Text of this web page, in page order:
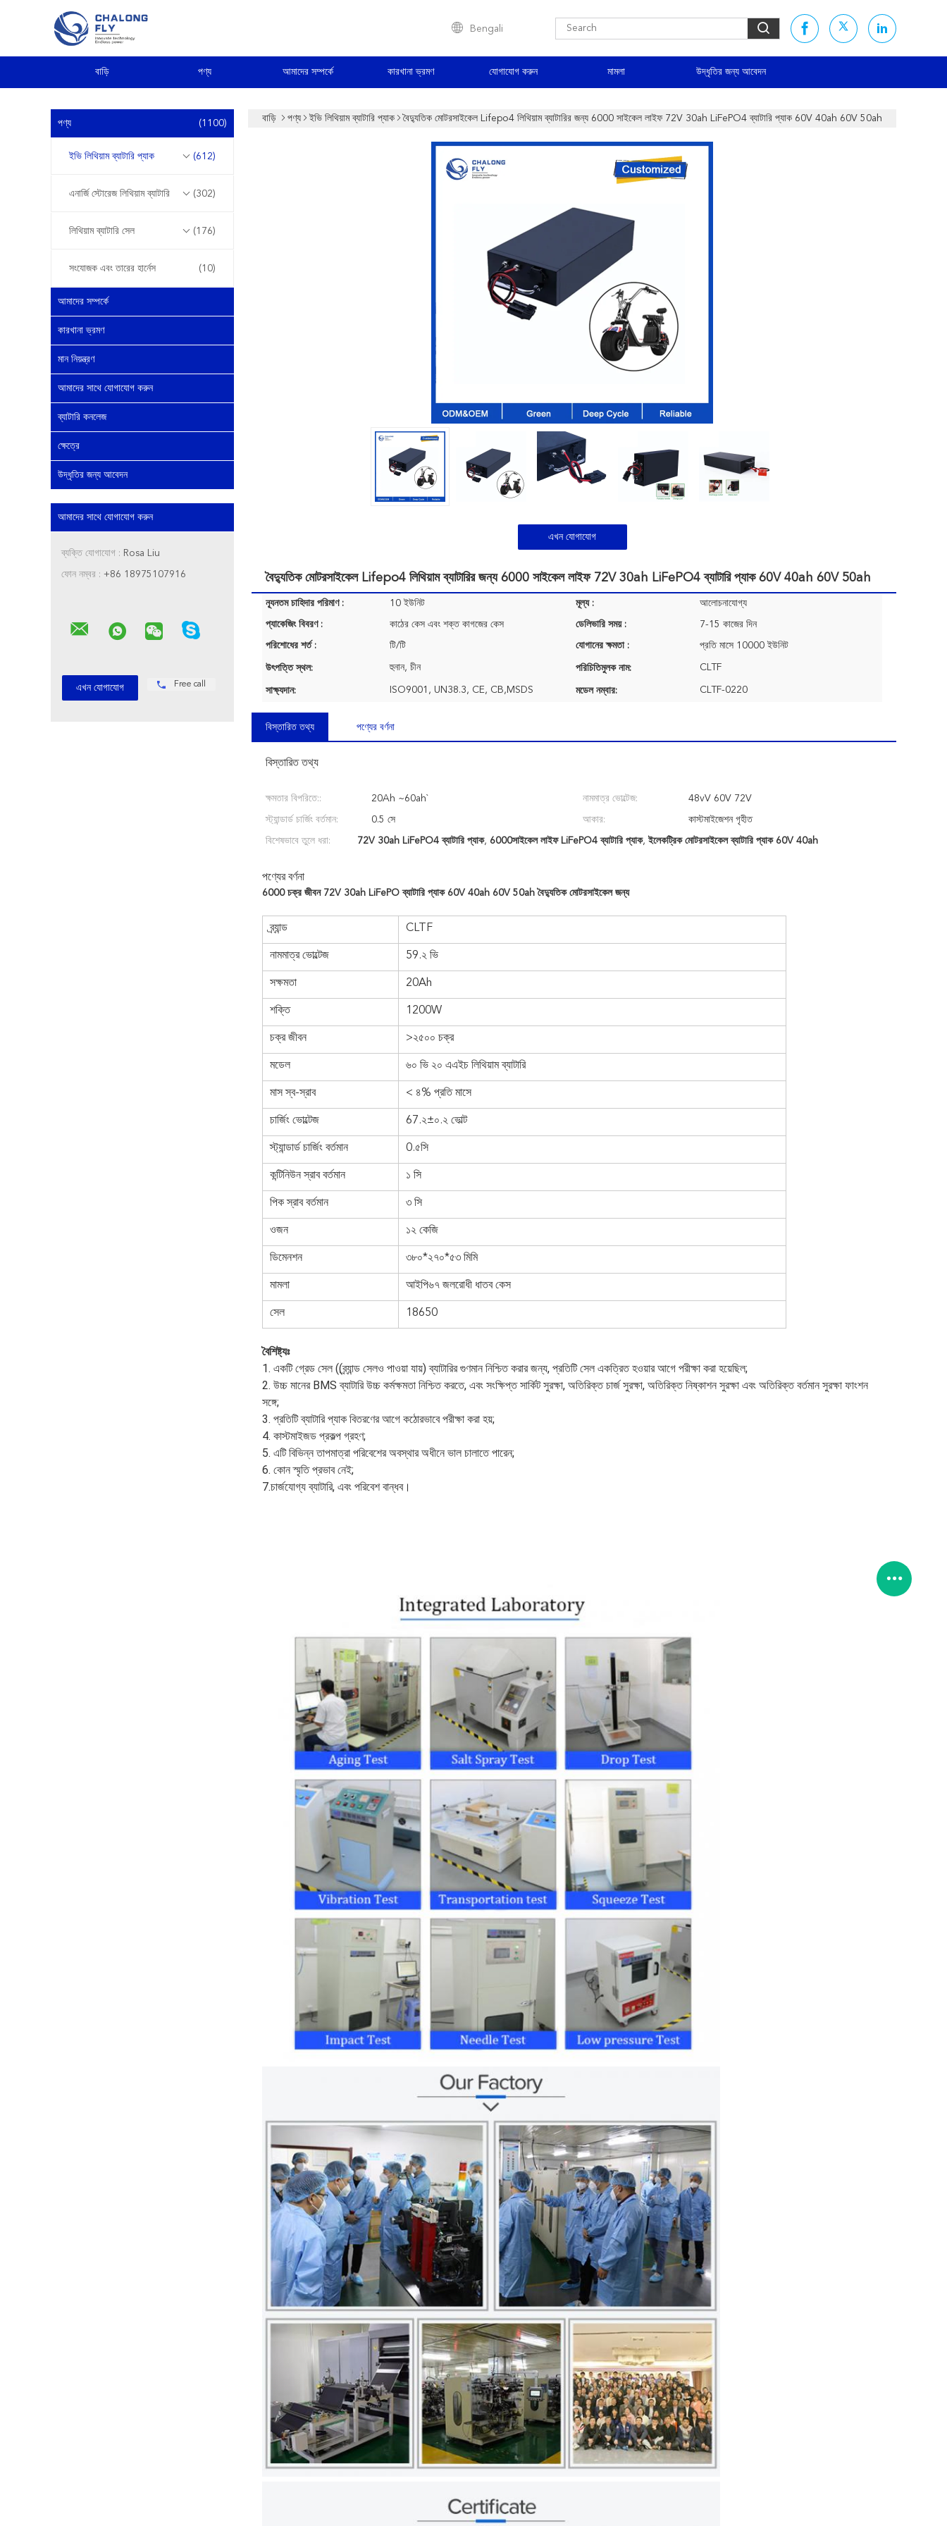
Bengali
বাড়ি পণ্য আমাদের সম্পর্কে কারখানা ভ্রমণ যোগাযোগ করুন মামলা উদ্ধৃতির জন্য আবেদন
পণ্য (1100)
ইভি লিথিয়াম ব্যাটারি প্যাক (612)
এনার্জি স্টোরেজ লিথিয়াম ব্যাটারি (302)
লিথিয়াম ব্যাটারি সেল (176)
সংযোজক এবং তারের হার্নেস (10)
আমাদের সম্পর্কে
কারখানা ভ্রমণ
মান নিয়ন্ত্রণ
আমাদের সাথে যোগাযোগ করুন
ব্যাটারি কনলেজ
ক্ষেত্রে
উদ্ধৃতির জন্য আবেদন
আমাদের সাথে যোগাযোগ করুন
ব্যক্তি যোগাযোগ : Rosa Liu
ফোন নম্বর : +86 18975107916
Free call
বাড়ি পণ্য ইভি লিথিয়াম ব্যাটারি প্যাক বৈদ্যুতিক মোটরসাইকেল Lifepo4 লিথিয়াম ব্যাটারির জন্য 6000 সাইকেল লাইফ 72V 30ah LiFePO4 ব্যাটারি প্যাক 60V 40ah 60V 50ah
এখন যোগাযোগ
বৈদ্যুতিক মোটরসাইকেল Lifepo4 লিথিয়াম ব্যাটারির জন্য 6000 সাইকেল লাইফ 72V 30ah LiFePO4 ব্যাটারি প্যাক 60V 40ah 60V 50ah
ন্যূনতম চাহিদার পরিমাণ : 10 ইউনিট মূল্য : আলোচনাযোগ্য
প্যাকেজিং বিবরণ : কাঠের কেস এবং শক্ত কাগজের কেস ডেলিভারি সময় : 7-15 কাজের দিন
পরিশোধের শর্ত : টি/টি যোগানের ক্ষমতা : প্রতি মাসে 10000 ইউনিট
উৎপত্তি স্থল: হুনান, চীন পরিচিতিমুলক নাম: CLTF
সাক্ষ্যদান: ISO9001, UN38.3, CE, CB,MSDS মডেল নম্বার: CLTF-0220
বিস্তারিত তথ্য পণ্যের বর্ণনা
বিস্তারিত তথ্য
ক্ষমতার বিপরিতে:: 20Ah ~60ah` নামমাত্র ভোল্টেজ: 48vV 60V 72V
স্ট্যান্ডার্ড চার্জিং বর্তমান: 0.5 সে আকার: কাস্টমাইজেশন গৃহীত
বিশেষভাবে তুলে ধরা: 72V 30ah LiFePO4 ব্যাটারি প্যাক, 6000সাইকেল লাইফ LiFePO4 ব্যাটারি প্যাক, ইলেকট্রিক মোটরসাইকেল ব্যাটারি প্যাক 60V 40ah
পণ্যের বর্ণনা
6000 চক্র জীবন 72V 30ah LiFePO ব্যাটারি প্যাক 60V 40ah 60V 50ah বৈদ্যুতিক মোটরসাইকেল জন্য
ব্র্যান্ড CLTF
নামমাত্র ভোল্টেজ 59.২ ভি
সক্ষমতা 20Ah
শক্তি 1200W
চক্র জীবন >২৫০০ চক্র
মডেল ৬০ ভি ২০ এএইচ লিথিয়াম ব্যাটারি
মাস স্ব-স্রাব < ৪% প্রতি মাসে
চার্জিং ভোল্টেজ 67.২±০.২ ভোল্ট
স্ট্যান্ডার্ড চার্জিং বর্তমান 0.৫সি
কন্টিনিউন স্রাব বর্তমান ১ সি
পিক স্রাব বর্তমান ৩ সি
ওজন ১২ কেজি
ডিমেনশন ৩৮০*২৭০*৫৩ মিমি
মামলা আইপি৬৭ জলরোধী ধাতব কেস
সেল 18650
বৈশিষ্ট্যঃ
1. একটি গ্রেড সেল ((ব্র্যান্ড সেলও পাওয়া যায়) ব্যাটারির গুণমান নিশ্চিত করার জন্য, প্রতিটি সেল একত্রিত হওয়ার আগে পরীক্ষা করা হয়েছিল;
2. উচ্চ মানের BMS ব্যাটারি উচ্চ কর্মক্ষমতা নিশ্চিত করতে, এবং সংক্ষিপ্ত সার্কিট সুরক্ষা, অতিরিক্ত চার্জ সুরক্ষা, অতিরিক্ত নিষ্কাশন সুরক্ষা এবং অতিরিক্ত বর্তমান সুরক্ষা ফাংশন
সঙ্গে;
3. প্রতিটি ব্যাটারি প্যাক বিতরণের আগে কঠোরভাবে পরীক্ষা করা হয়;
4. কাস্টমাইজড প্রকল্প গ্রহণ;
5. এটি বিভিন্ন তাপমাত্রা পরিবেশের অবস্থার অধীনে ভাল চালাতে পারেন;
6. কোন স্মৃতি প্রভাব নেই;
7.চার্জযোগ্য ব্যাটারি, এবং পরিবেশ বান্ধব।